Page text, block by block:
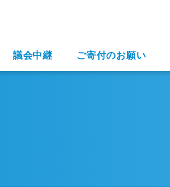
議会中継 ご寄付のお願い